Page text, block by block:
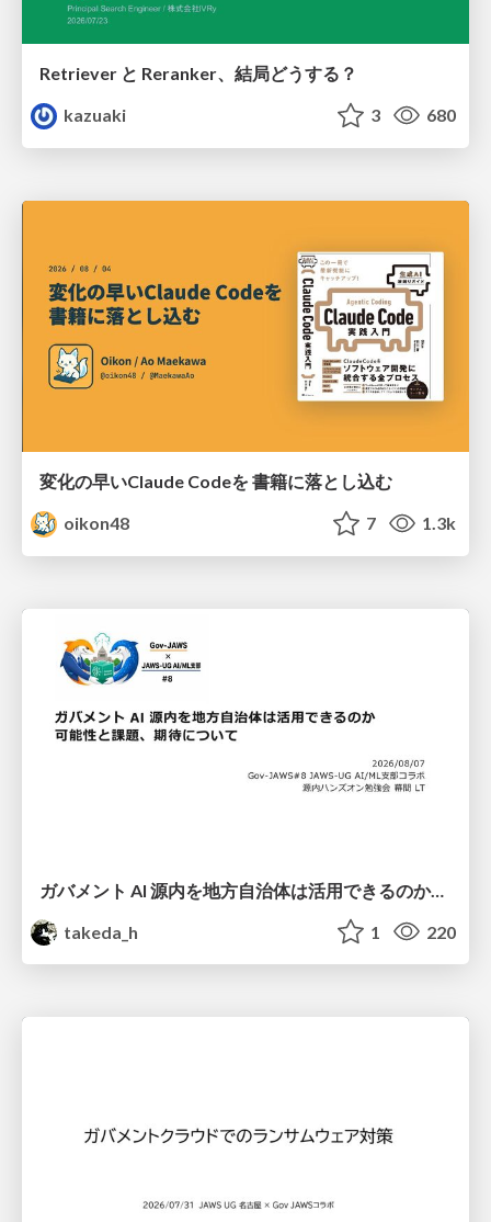
Retriever と Reranker、結局どうする？
kazuaki
3 680
変化の早いClaude Codeを 書籍に落とし込む
oikon48
7 1.3k
ガバメント AI 源内を地方自治体は活用できるのか 可能性と課題、期待について
takeda_h
1 220